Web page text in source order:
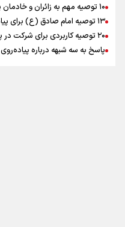
اینفو برنا / جدول کامل
عراق
۱۰ توصیه مهم به زائران و خادمان پیاده روی اربعین
۱۳ توصیه امام صادق (ع) برای پیاده‌روی اربعین
۲۰ توصیه کاربردی برای شرکت در پیاده روی اربعین ۱۴۰۵
پاسخ به سه‌ شبهه درباره